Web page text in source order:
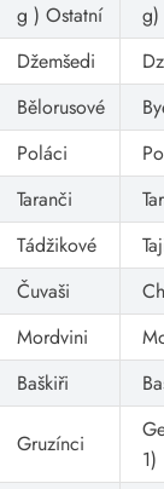
g ) Ostatní g)
Džemšedi
Bělorusové
Poláci
Taranči
Tádžikové
Čuvaši
Mordvini
Baškiři
Gruzínci
1)